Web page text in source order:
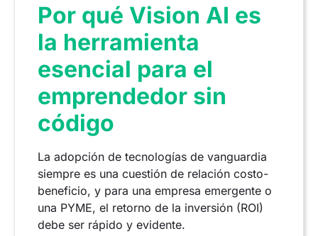
Por qué Vision AI es
la herramienta
esencial para el
emprendedor sin
código
La adopción de tecnologías de vanguardia
siempre es una cuestión de relación costo-
beneficio, y para una empresa emergente o
una PYME, el retorno de la inversión (ROI)
debe ser rápido y evidente.